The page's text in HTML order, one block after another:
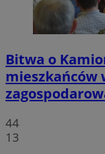
Bitwa o
mieszkańców
44
13